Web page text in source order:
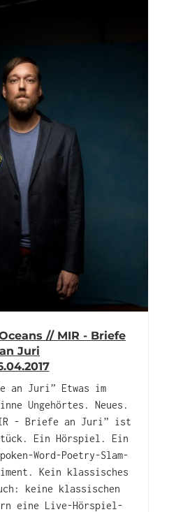
// MIR - Briefe
an Juri
an Juri” Etwas im
Ungehörtes. Neues.
“MIR - Briefe an Juri” ist
Ein Hörspiel. Ein
Word-Poetry-Slam-
Kein klassisches
keine klassischen
eine Live-Hörspiel-